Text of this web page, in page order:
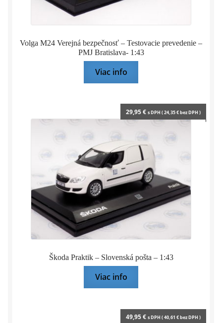
Volga M24 Verejná bezpečnosť – Testovacie prevedenie –
PMJ Bratislava- 1:43
Viac info
Škoda Praktik – Slovenská pošta – 1:43
29,95€ s DPH (24,35€bez DPH )
Viac info
49,95€ s DPH (40,61 €bez DPH )